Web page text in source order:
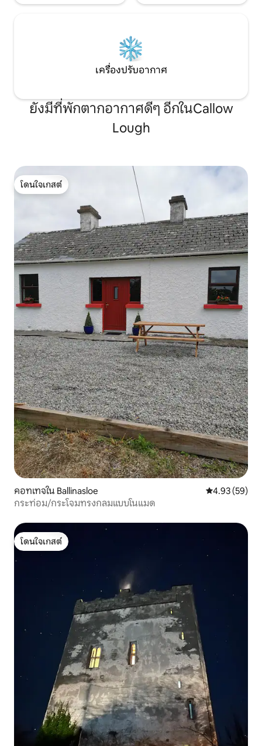
เครื่องปรับอากาศ
ยังมีที่พักตากอากาศดีๆ อีกในCallow
Lough
โดนใจเกสต์
โดนใจเกสต์
คอทเทจใน Ballinasloe คะแนนเฉลี่ย
4.93 (59)
กระท่อม/กระโจมทรงกลมแบบโนแมด
โดนใจเกสต์
โดนใจเกสต์